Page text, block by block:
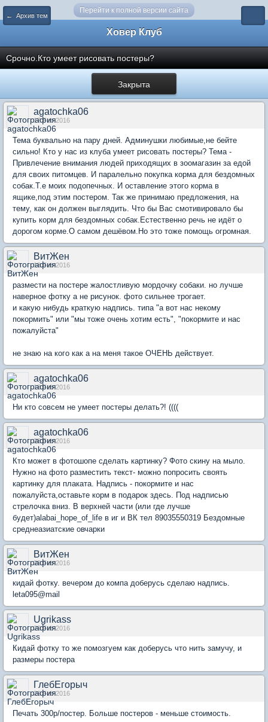
Перейти к полной версии сайта
← Архив тем
Ховер Клуб
Срочно.Кто умеет рисовать постеры?
Закрыта
agatochka06
17 Feb 2016
Тема буквально на пару дней. Админушки любимые,не бейте
сильно! Кто у нас из клуба умеет рисовать постеры? Тема -
Привлечение внимания людей приходящих в зоомагазин за едой
для своих питомцев. И паралельно покупка корма для бездомных
собак.Т.е моих подопечных. И оставление этого корма в
ящике,под этим постером. Так же принимаю предложения, на
тему, как он должен выглядить. Что бы Вас смотивировало бы
купить корм для бездомных собак.Естественно речь не идёт о
дорогом корме.О самом дешёвом.Но это тоже помощь огромная.
ВитЖен
18 Feb 2016
размести на постере жалостливую мордочку собаки. но лучше
наверное фотку а не рисунок. фото сильнее трогает.
и какую нибудь краткую надпись. типа "а вот нас некому
покормить" или "мы тоже очень хотим есть", "покормите и нас
пожалуйста"
не знаю на кого как а на меня такое ОЧЕНЬ действует.
agatochka06
18 Feb 2016
Ни кто совсем не умеет постеры делать?! ((((
agatochka06
28 Feb 2016
Кто может в фотошопе сделать картинку? Фото скину на мыло.
Нужно на фото разместить текст- можно попросить своять
картинку для плаката. Надпись - покормите и нас
пожалуйста,оставьте корм в подарок здесь. Под надписью
стрелочка вниз. В верхней части (или где лучше
будет)alabai_hope_of_life в иг и ВК тел 89035550319 Бездомные
среднеазиатские овчарки
ВитЖен
29 Feb 2016
кидай фотку. вечером до компа доберусь сделаю надпись.
leta095@mail
Ugrikass
29 Feb 2016
Кидай фотку то же помозгуем как доберусь что нить замучу, и
размеры постера
ГлебЕгорыч
29 Feb 2016
Печать 300р/постер. Больше постеров - меньше стоимость.